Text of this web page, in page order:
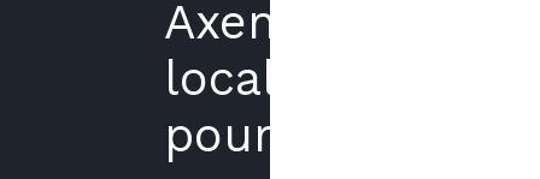
Axenergie
local
pour